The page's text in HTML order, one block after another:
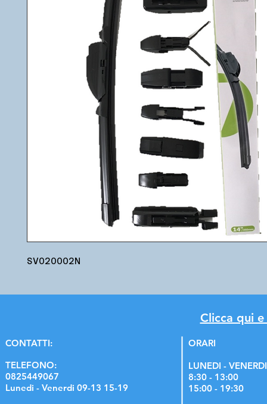
SV020002N
Clicca qui
CONTATTI:
TELEFONO:
0825449067
Lunedi - Venerdi 09-13 15-19
ORARI
LUNEDI - VENERDI
8:30 - 13:00
15:00 - 19:30